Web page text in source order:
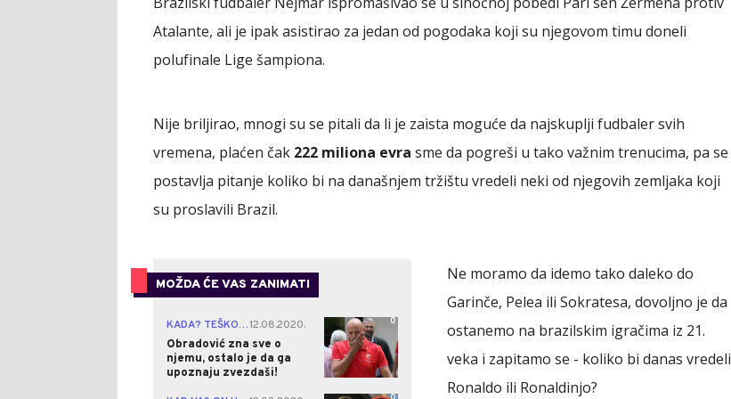
Atalante, ali je ipak asistirao za jedan od pogodaka koji su njegovom timu doneli
polufinale Lige šampiona.
Nije briljirao, mnogi su se pitali da li je zaista moguće da najskuplji fudbaler svih
vremena, plaćen čak 222 miliona evra sme da pogreši u tako važnim trenucima, pa se
postavlja pitanje koliko bi na današnjem tržištu vredeli neki od njegovih zemljaka koji
su proslavili Brazil.
MOŽDA ĆE VAS ZANIMATI
KADA? TEŠKO PITANJE...12.08.2020.
Obradović zna sve o
njemu, ostalo je da ga
upoznaju zvezdaši!
0
Ne moramo da idemo tako daleko do
Garinče, Pelea ili Sokratesa, dovoljno je da
ostanemo na brazilskim igračima iz 21.
veka i zapitamo se - koliko bi danas vredeli
Ronaldo ili Ronaldinjo?